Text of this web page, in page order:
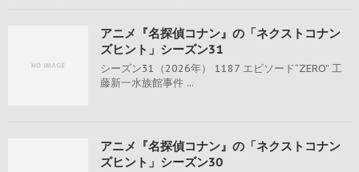
アニメ『名探偵コナン』の「ネクストコナン
ズヒント」シーズン31
シーズン31（2026年） 1187 エピソード“ZERO” 工
藤新一水族館事件 ...
アニメ『名探偵コナン』の「ネクストコナン
ズヒント」シーズン30